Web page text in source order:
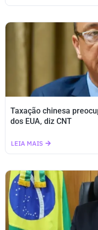
Taxação chinesa
dos EUA, diz CNT
LEIA MAIS